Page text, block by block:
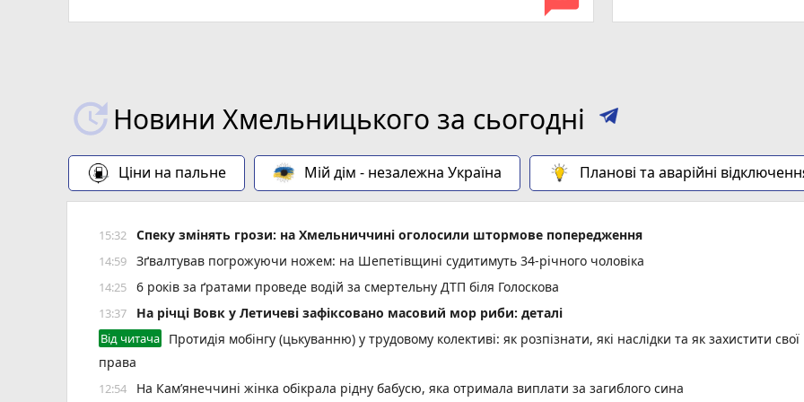
Новини Хмельницького за сьогодні
Ціни на пальне Мій дім - незалежна Україна Планові та аварійні
15:32 Спеку змінять грози: на Хмельниччині оголосили штормове попередження
14:59 Зґвалтував погрожуючи ножем: на Шепетівщині судитимуть 34-річного чоловіка
14:25 6 років за ґратами проведе водій за смертельну ДТП біля Голоскова
13:37 На річці Вовк у Летичеві зафіксовано масовий мор риби: деталі
Від читача
Протидія мобінгу (цькуванню) у трудовому колективі: як розпізнати, які наслідки та як захистити свої
права
12:54 На Кам’янеччині жінка обікрала рідну бабусю, яка отримала виплати за загиблого сина